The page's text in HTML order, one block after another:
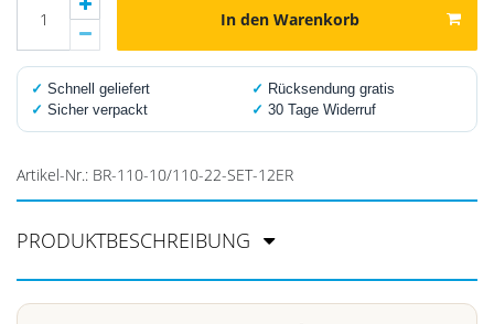
In den Warenkorb
✓ Schnell geliefert ✓ Rücksendung gratis
✓ Sicher verpackt ✓ 30 Tage Widerruf
Artikel-Nr.: BR-110-10/110-22-SET-12ER
PRODUKTBESCHREIBUNG